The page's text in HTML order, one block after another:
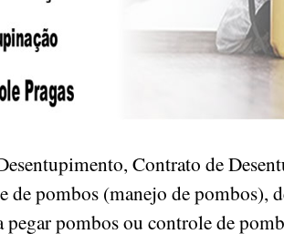
Contrato de
pombos (manejo de pombos),
pombos ou controle de